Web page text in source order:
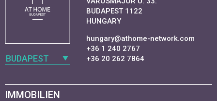
BUDAPEST
BUDAPEST 1122
HUNGARY
hungary@athome-network.com
+36 1 240 2767
+36 20 262 7864
IMMOBILIEN